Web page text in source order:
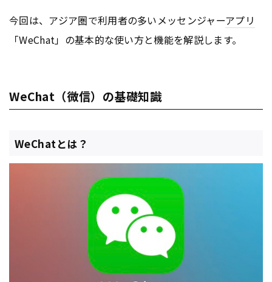
今回は、アジア圏で利用者の多いメッセンジャーアプリ
「WeChat」の基本的な使い方と機能を解説します。
WeChat（微信）の基礎知識
WeChatとは？